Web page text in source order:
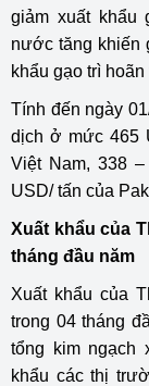
giảm xuất khẩu
nước tăng khiến
khẩu gạo trì
Tính đến ngày
dịch ở mức 465
Việt Nam, 338
USD/ tấn của
Xuất khẩu của
tháng đầu năm
Xuất khẩu của
trong 04 tháng
tổng kim ngạch
khẩu các thị